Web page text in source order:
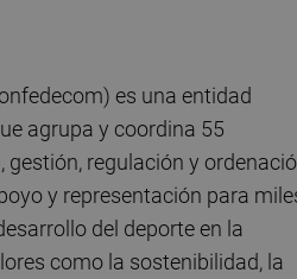
es una entidad
agrupa y coordina 55
regulación y
y representación para
del deporte en la
como la sostenibilidad, la